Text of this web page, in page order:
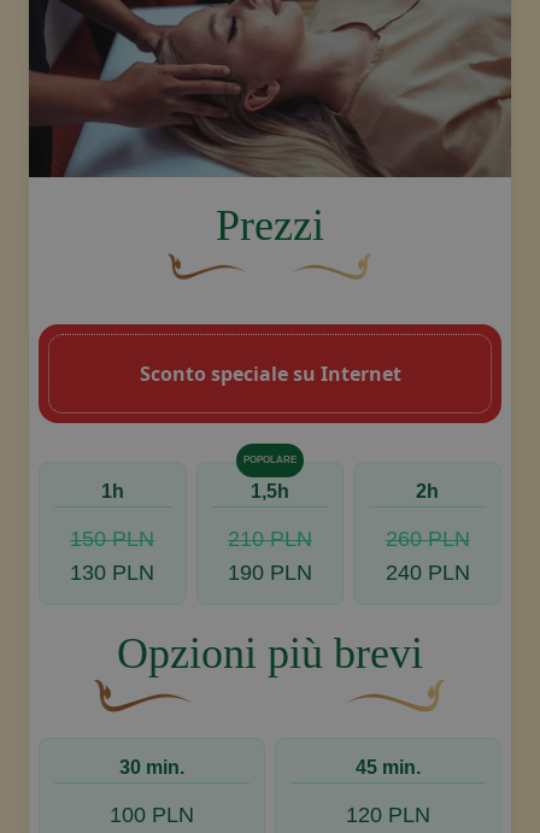
Prezzi
Sconto speciale su Internet
1h
150 PLN
130 PLN
POPOLARE
1,5h
210 PLN
190 PLN
2h
260 PLN
240 PLN
Opzioni più brevi
30 min.
100 PLN
45 min.
120 PLN